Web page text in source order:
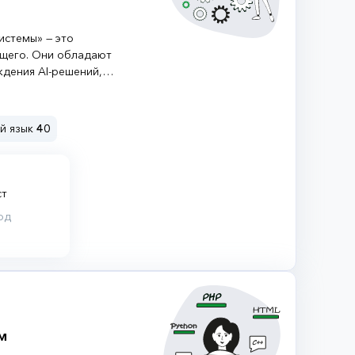
— это
Они обладают
AI-решений,
общества
язык 40